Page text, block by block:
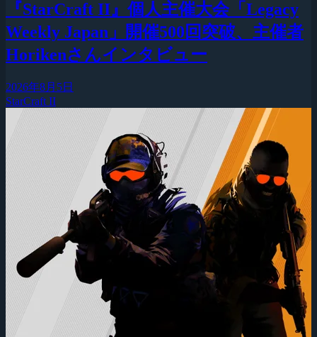
『StarCraft II』個人主催大会「Legacy
Weekly Japan」開催500回突破、主催者
Horikenさんインタビュー
2026年8月5日
StarCraft II